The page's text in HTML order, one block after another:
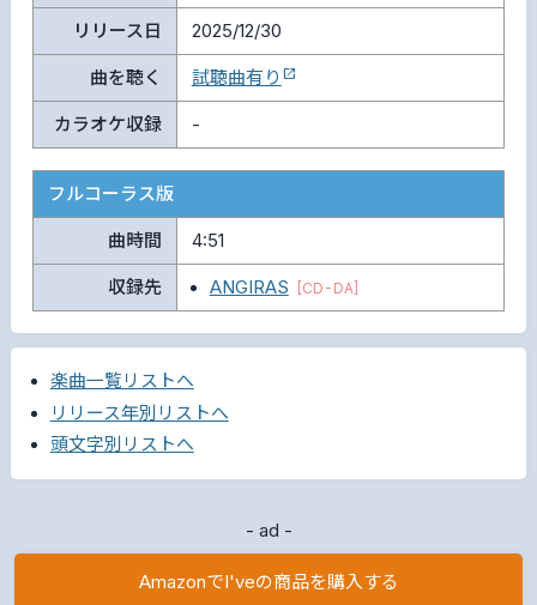
リリース日 2025/12/30
曲を聴く 試聴曲有り
カラオケ収録 -
フルコーラス版
曲時間 4:51
収録先 ANGIRAS [CD-DA]
楽曲一覧リストへ
リリース年別リストへ
頭文字別リストへ
- ad -
AmazonでI'veの商品を購入する